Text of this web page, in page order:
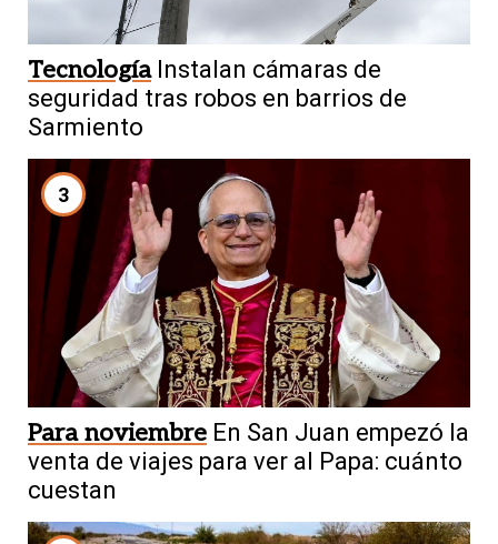
Tecnología Instalan cámaras de
seguridad tras robos en barrios de
Sarmiento
3
Para noviembre En San Juan empezó la
venta de viajes para ver al Papa: cuánto
cuestan